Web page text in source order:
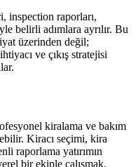
inspection raporları,
belirli adımlara ayrılır. Bu
üzerinden değil;
ve çıkış stratejisi
kiralama ve bakım
Kiracı seçimi, kira
raporlama yatırımın
bir ekiple çalışmak,